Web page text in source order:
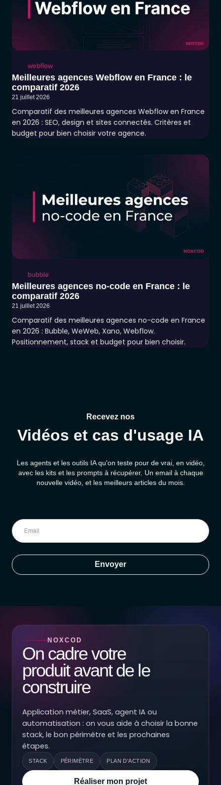
webflow
Meilleures agences Webflow en France : le
comparatif 2026
21 juillet 2026
Comparatif des meilleures agences Webflow en France
en 2026 : SEO, design et sites connectés. Critères et
budget pour bien choisir votre agence.
bubble
Meilleures agences no-code en France : le
comparatif 2026
21 juillet 2026
Comparatif des meilleures agences no-code en France
en 2026 : Bubble, WeWeb, Xano, Webflow.
Positionnement, stack et budget pour bien choisir.
Recevez nos
Vidéos et cas d'usage IA
Les agents et les outils IA qu'on teste pour de vrai, en vidéo,
avec les kits et les prompts à récupérer. Un email à chaque
nouvelle vidéo, et les meilleurs articles du mois.
Envoyer
NOXCOD
On cadre votre
produit avant de le
construire
Application métier, SaaS, agent IA ou
automatisation : on vous aide à choisir la bonne
stack, le bon périmètre et les prochaines
étapes.
STACK PÉRIMÈTRE PLAN D'ACTION
Réaliser mon projet